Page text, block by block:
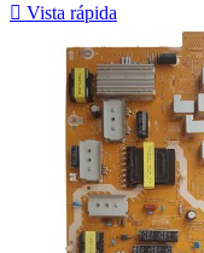
 Vista rápida